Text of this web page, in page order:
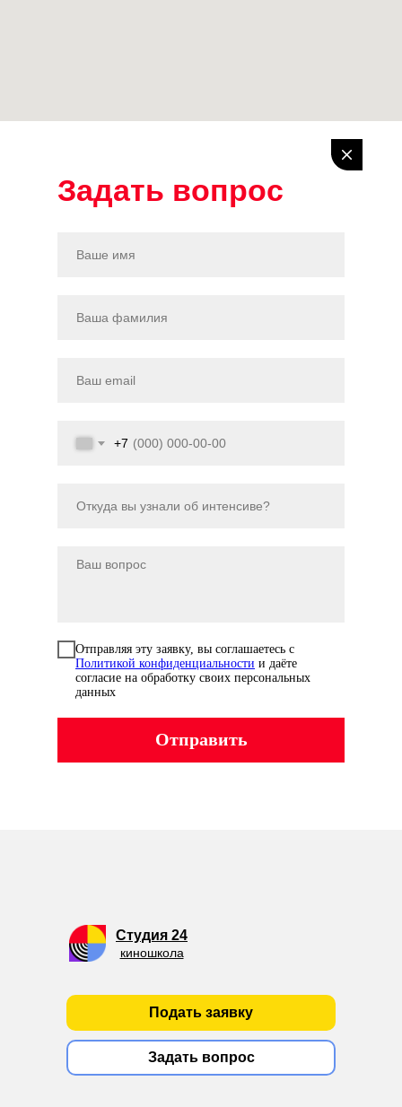
Задать вопрос
+7
Отправляя эту заявку, вы соглашаетесь с
Политикой конфиденциальности и даёте
согласие на обработку своих персональных
данных
Отправить
Студия 24
киношкола
Подать заявку
Задать вопрос